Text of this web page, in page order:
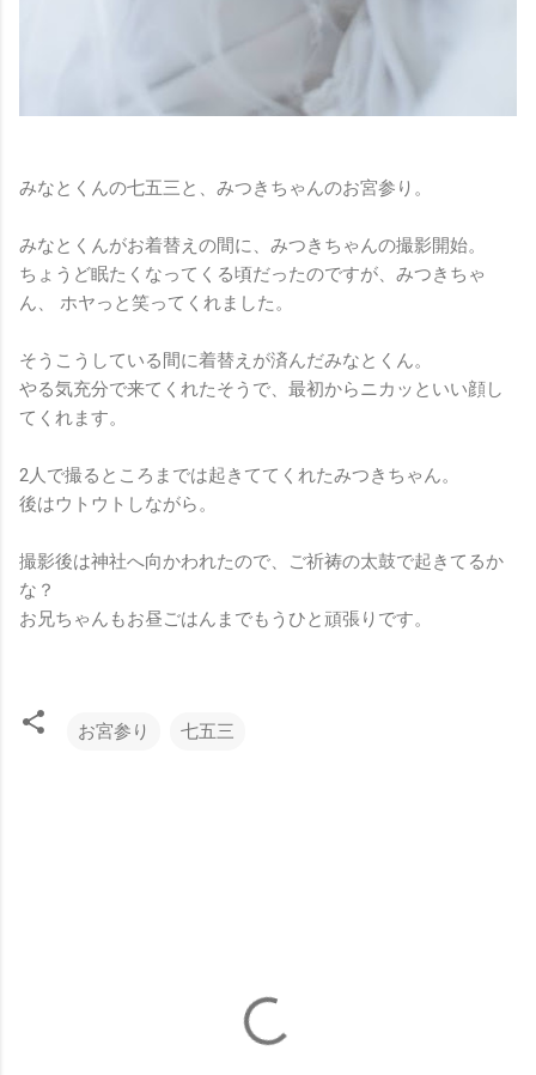
みなとくんの七五三と、みつきちゃんのお宮参り。
みなとくんがお着替えの間に、みつきちゃんの撮影開始。
ちょうど眠たくなってくる頃だったのですが、みつきちゃ
ん、 ホヤっと笑ってくれました。
そうこうしている間に着替えが済んだみなとくん。
やる気充分で来てくれたそうで、最初からニカッといい顔し
てくれます。
2人で撮るところまでは起きててくれたみつきちゃん。
後はウトウトしながら。
撮影後は神社へ向かわれたので、ご祈祷の太鼓で起きてるか
な？
お兄ちゃんもお昼ごはんまでもうひと頑張りです。
お宮参り 七五三